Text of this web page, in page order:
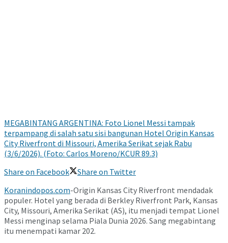
MEGABINTANG ARGENTINA: Foto Lionel Messi tampak
terpampang di salah satu sisi bangunan Hotel Origin Kansas
City Riverfront di Missouri, Amerika Serikat sejak Rabu
(3/6/2026). (Foto: Carlos Moreno/KCUR 89.3)
Share on Facebook
Share on Twitter
Koranindopos.com-Origin Kansas City Riverfront mendadak
populer. Hotel yang berada di Berkley Riverfront Park, Kansas
City, Missouri, Amerika Serikat (AS), itu menjadi tempat Lionel
Messi menginap selama Piala Dunia 2026. Sang megabintang
itu menempati kamar 202.